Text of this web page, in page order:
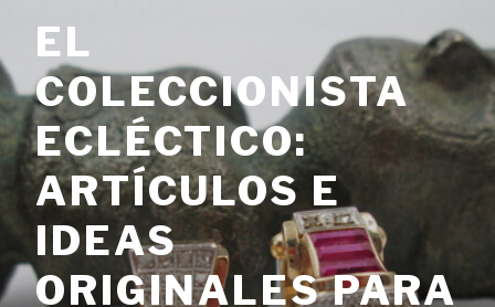
contenido
EL
COLECCIONISTA
ECLÉCTICO:
ARTÍCULOS E
IDEAS
ORIGINALES PARA